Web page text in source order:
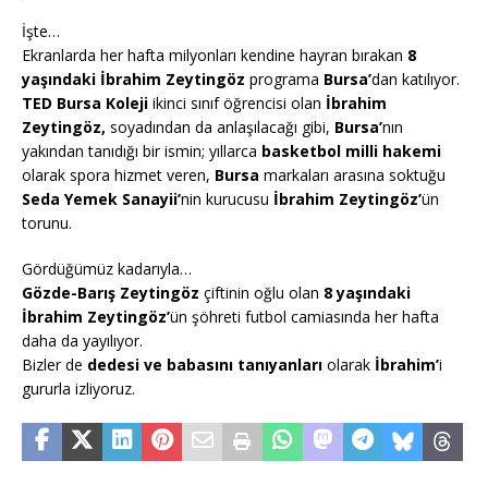
İşte…
Ekranlarda her hafta milyonları kendine hayran bırakan 8
yaşındaki İbrahim Zeytingöz programa Bursa’dan katılıyor.
TED Bursa Koleji ikinci sınıf öğrencisi olan İbrahim
Zeytingöz, soyadından da anlaşılacağı gibi, Bursa’nın
yakından tanıdığı bir ismin; yıllarca basketbol milli hakemi
olarak spora hizmet veren, Bursa markaları arasına soktuğu
Seda Yemek Sanayii’nin kurucusu İbrahim Zeytingöz’ün
torunu.
Gördüğümüz kadarıyla…
Gözde-Barış Zeytingöz çiftinin oğlu olan 8 yaşındaki
İbrahim Zeytingöz’ün şöhreti futbol camiasında her hafta
daha da yayılıyor.
Bizler de dedesi ve babasını tanıyanları olarak İbrahim’i
gururla izliyoruz.